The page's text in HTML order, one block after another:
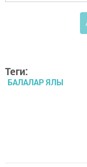
Теги:
БАЛАЛАР ЯЛЫ